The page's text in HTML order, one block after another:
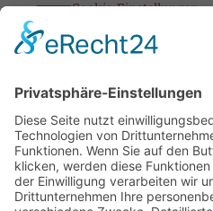
Cookie-Einstellungen